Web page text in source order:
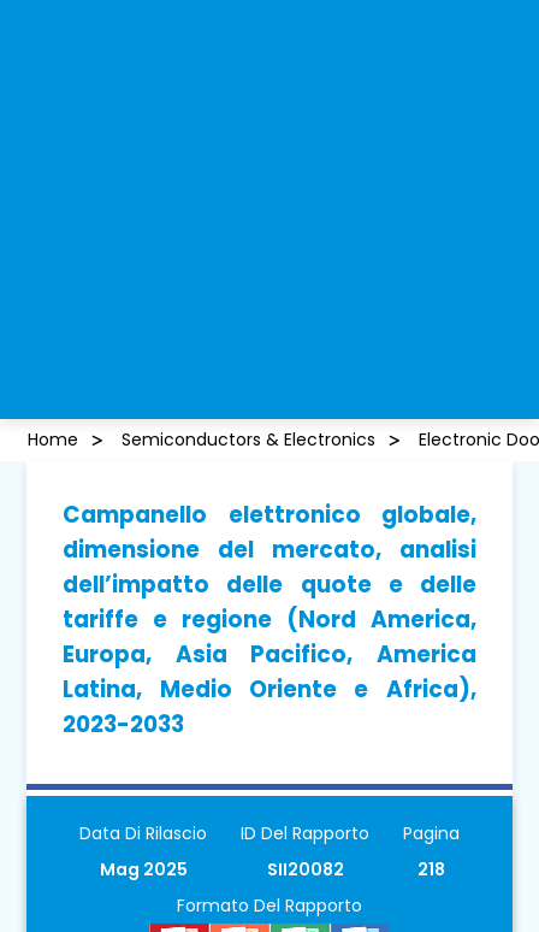
Home Semiconductors & Electronics Electronic
Campanello elettronico globale,
dimensione del mercato, analisi
dell’impatto delle quote e delle
tariffe e regione (Nord America,
Europa, Asia Pacifico, America
Latina, Medio Oriente e Africa),
2023-2033
Data Di Rilascio
Mag 2025
ID Del Rapporto
SII20082
Pagina
218
Formato Del Rapporto